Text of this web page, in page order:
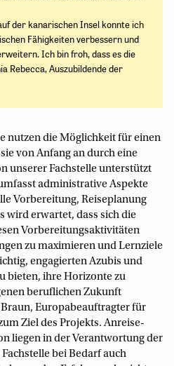
der kanarischen Insel konnte ich
Fähigkeiten verbessern und
Ich bin froh, dass es die
Rebecca, Auszubildende der
nutzen die Möglichkeit für einen
von Anfang an durch eine
unserer Fachstelle unterstützt
administrative Aspekte
Vorbereitung, Reiseplanung
wird erwartet, dass sich die
Vorbereitungsaktivitäten
zu maximieren und Lernziele
engagierten Azubis und
bieten, ihre Horizonte zu
beruflichen Zukunft
Europabeauftragter für
Ziel des Projekts. Anreise-
liegen in der Verantwortung der
bei Bedarf auch